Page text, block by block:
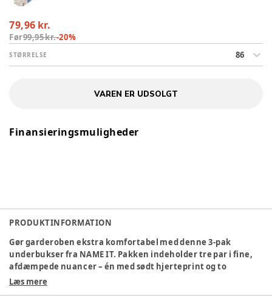
79,96 kr.
Før99,95 kr.-20%
STØRRELSE 86
VAREN ER UDSOLGT
Finansieringsmuligheder
PRODUKTINFORMATION
Gør garderoben ekstra komfortabel med denne 3-pak
underbukser fra NAME IT. Pakken indeholder tre par i fine,
afdæmpede nuancer – én med sødt hjerteprint og to
ensfarvede i blå og rosa. Underbukserne har en blød, elastisk
Læs mere